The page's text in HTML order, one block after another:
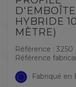
HYBRIDE
MÈTRE)
Référence : 3250
Référence
Fabriqué en